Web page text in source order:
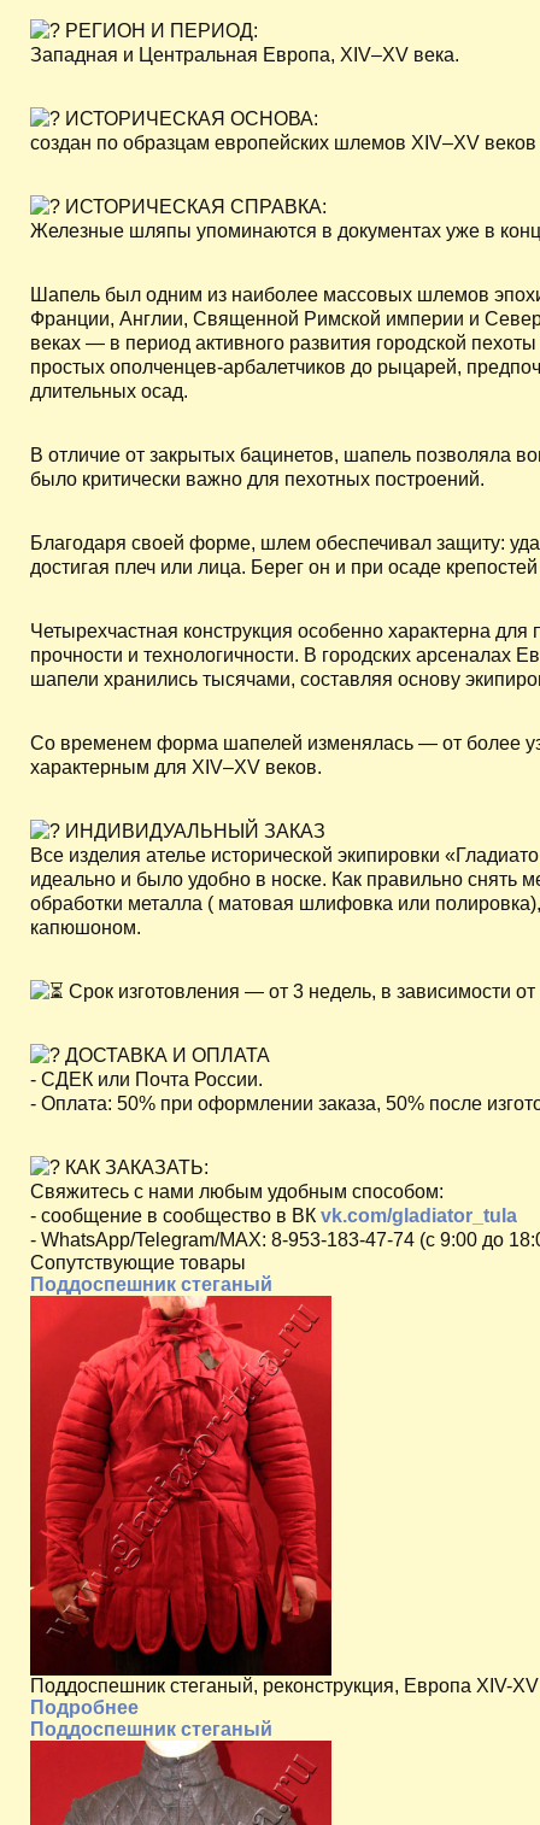
РЕГИОН И ПЕРИОД:
Западная и Центральная Европа, XIV–XV века.
ИСТОРИЧЕСКАЯ ОСНОВА:
создан по образцам европейских шлемов XIV–XV веков
ИСТОРИЧЕСКАЯ СПРАВКА:
Железные шляпы упоминаются в документах уже в
Шапель был одним из наиболее массовых шлемов
Франции, Англии, Священной Римской империи и
веках — в период активного развития городской
простых ополченцев-арбалетчиков до рыцарей,
длительных осад.
В отличие от закрытых бацинетов, шапель позволяла
было критически важно для пехотных построений.
Благодаря своей форме, шлем обеспечивал защиту:
достигая плеч или лица. Берег он и при осаде
Четырехчастная конструкция особенно характерна
прочности и технологичности. В городских
шапели хранились тысячами, составляя основу
Со временем форма шапелей изменялась — от более
характерным для XIV–XV веков.
ИНДИВИДУАЛЬНЫЙ ЗАКАЗ
Все изделия ателье исторической экипировки
идеально и было удобно в носке. Как правильно снять
обработки металла ( матовая шлифовка или
капюшоном.
Срок изготовления — от 3 недель, в зависимости
ДОСТАВКА И ОПЛАТА
- СДЕК или Почта России.
- Оплата: 50% при оформлении заказа, 50% после
КАК ЗАКАЗАТЬ:
Свяжитесь с нами любым удобным способом:
- сообщение в сообщество в ВК vk.com/gladiator_tula
- WhatsApp/Telegram/МАХ: 8-953-183-47-74 (с 9:00 до
Сопутствующие товары
Поддоспешник стеганый
Поддоспешник стеганый, реконструкция, Европа XIV-
Подробнее
Поддоспешник стеганый